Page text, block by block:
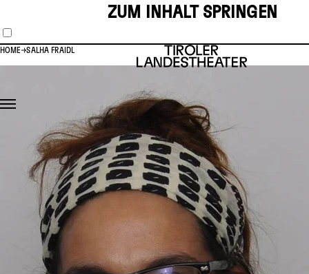
ZUM INHALT SPRINGEN
HOME SALHA FRAIDL